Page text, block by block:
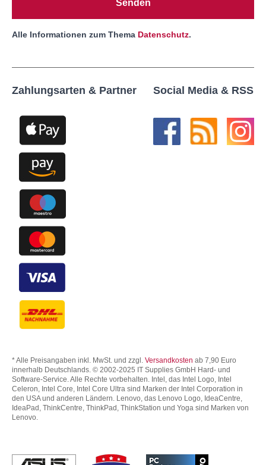
Senden
Alle Informationen zum Thema Datenschutz.
Zahlungsarten & Partner Social Media & RSS
* Alle Preisangaben inkl. MwSt. und zzgl. Versandkosten ab 7,90 Euro
innerhalb Deutschlands. © 2002-2025 IT Supplies GmbH Hard- und
Software-Service. Alle Rechte vorbehalten. Intel, das Intel Logo, Intel
Celeron, Intel Core, Intel Core Ultra sind Marken der Intel Corporation in
den USA und anderen Ländern. Lenovo, das Lenovo Logo, IdeaCentre,
IdeaPad, ThinkCentre, ThinkPad, ThinkStation und Yoga sind Marken von
Lenovo.